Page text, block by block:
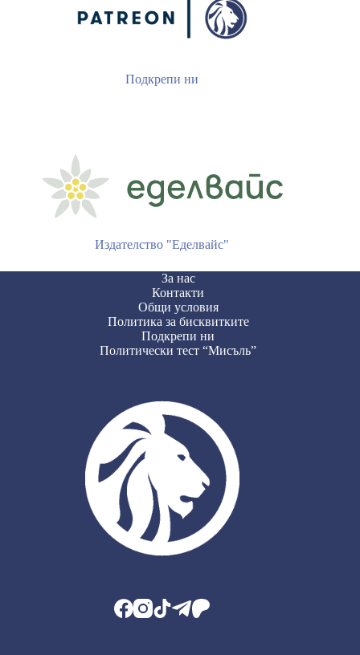
Подкрепи ни
Издателство "Еделвайс"
За нас
Контакти
Общи условия
Политика за бисквитките
Подкрепи ни
Политически тест “Мисъль”